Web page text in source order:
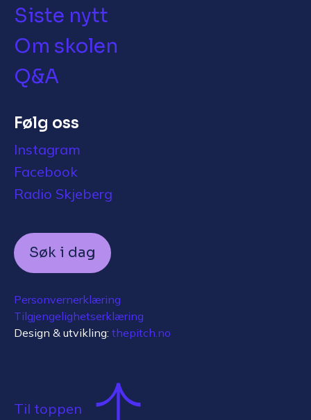
Siste nytt
Om skolen
Q&A
Følg oss
Instagram
Facebook
Radio Skjeberg
Søk i dag
Personvernerklæring
Tilgjengelighetserklæring
Design & utvikling: thepitch.no
Til toppen